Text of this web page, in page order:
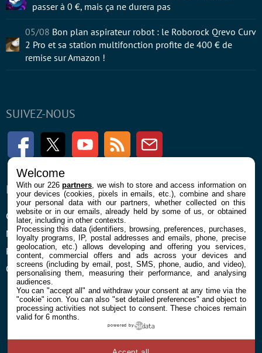
SUIVEZ-NOUS
FacebookTwitter Youtube RSS Newsletter
ENTREPRISE
Confidentialité et Cookies
Mentions légales et CGU
Préférences Cookies
Qui sommes nous
À PROPOS
Contact
passer à 0 €, mais ça ne durera pas
05/08 Bon plan aspirateur robot : le Roborock Qrevo Curv
2 Pro et sa station multifonction profite de 400 € de
remise sur Amazon !
Welcome
With our 226partners , we wish to store and access information on
your devices (cookies, pixels in emails, etc.), combine and share
your personal data with our partners, whether collected on this
website or in our emails, already held by some of us, or obtained
later, including in other contexts.
Processing this data (identifiers, browsing, preferences, purchases,
loyalty programs, IP, postal addresses and emails, phone, precise
geolocation, etc.) allows developing and offering you services,
content, commercial offers and ads across your devices and
screens (including by email, post, SMS, phone, audio, and video),
personalising them, measuring their performance, and analysing
audiences.
You can "accept all" and withdraw your consent at any time via the
"cookie" icon. You can also "set detailed preferences" and object to
processing activities not subject to consent. These choices remain
valid for 6 months.
powered by